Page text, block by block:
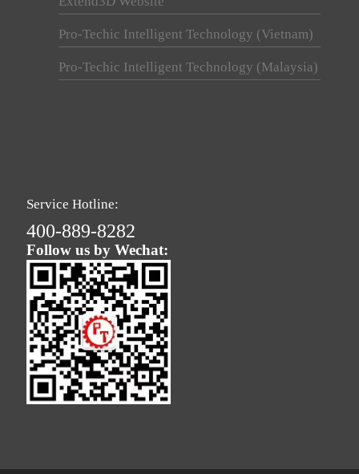
Pro-Techic Intelligent Technology (Vietnam)
Pro-Techic Intelligent Technology (Malaysia)
Service Hotline:
400-889-8282
Follow us by Wechat: